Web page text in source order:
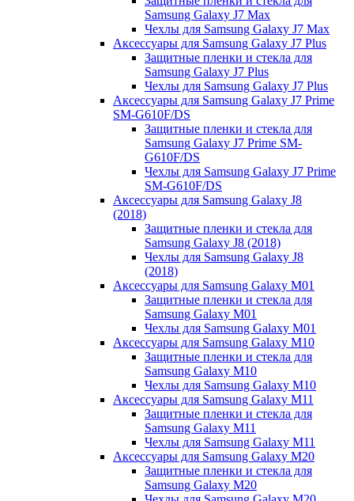
Samsung Galaxy J7 Max
Чехлы для Samsung Galaxy J7 Max
Аксессуары для Samsung Galaxy J7 Plus
Защитные пленки и стекла для
Samsung Galaxy J7 Plus
Чехлы для Samsung Galaxy J7 Plus
Аксессуары для Samsung Galaxy J7 Prime
SM-G610F/DS
Защитные пленки и стекла для
Samsung Galaxy J7 Prime SM-
G610F/DS
Чехлы для Samsung Galaxy J7 Prime
SM-G610F/DS
Аксессуары для Samsung Galaxy J8
(2018)
Защитные пленки и стекла для
Samsung Galaxy J8 (2018)
Чехлы для Samsung Galaxy J8
(2018)
Аксессуары для Samsung Galaxy M01
Защитные пленки и стекла для
Samsung Galaxy M01
Чехлы для Samsung Galaxy M01
Аксессуары для Samsung Galaxy M10
Защитные пленки и стекла для
Samsung Galaxy M10
Чехлы для Samsung Galaxy M10
Аксессуары для Samsung Galaxy M11
Защитные пленки и стекла для
Samsung Galaxy M11
Чехлы для Samsung Galaxy M11
Аксессуары для Samsung Galaxy M20
Защитные пленки и стекла для
Samsung Galaxy M20